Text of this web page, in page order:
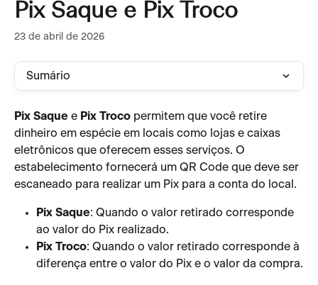
Pix Saque e Pix Troco
23 de abril de 2026
Sumário
Pix Saque e Pix Troco permitem que você retire
dinheiro em espécie em locais como lojas e caixas
eletrônicos que oferecem esses serviços. O
estabelecimento fornecerá um QR Code que deve ser
escaneado para realizar um Pix para a conta do local.
Pix Saque: Quando o valor retirado corresponde
ao valor do Pix realizado.
Pix Troco: Quando o valor retirado corresponde à
diferença entre o valor do Pix e o valor da compra.